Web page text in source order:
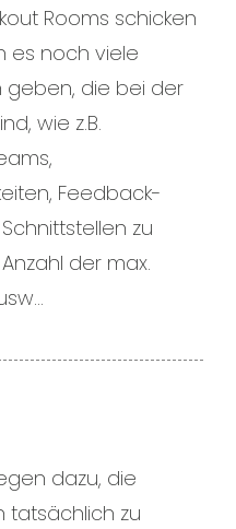
Rooms schicken
es noch viele
die bei der
wie z.B.
Feedback-
zu
der max.
dazu, die
tatsächlich zu